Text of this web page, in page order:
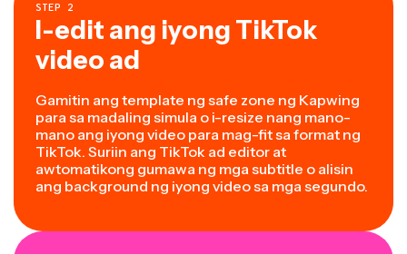
STEP 2
I-edit ang iyong TikTok
video ad
Gamitin ang template ng safe zone ng Kapwing
para sa madaling simula o i-resize nang mano-
mano ang iyong video para mag-fit sa format ng
TikTok. Suriin ang TikTok ad editor at
awtomatikong gumawa ng mga subtitle o alisin
ang background ng iyong video sa mga segundo.